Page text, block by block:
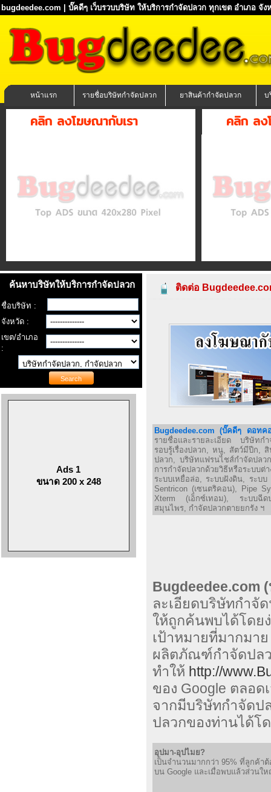
bugdeedee.com | บั๊คดีๆ เว็บรวบบริษัท ให้บริการกำจัดปลวก ทุกเขต อำเภอ จั
หน้าแรก รายชื่อบริษัทกำจัดปลวก ยาสินค้ากำจัดปลวก บ
คลิก ลงโฆษณากับเรา คลิก ลง
ค้นหาบริษัทให้บริการกำจัดปลวก
ชื่อบริษัท :
จังหวัด :
เขต/อำเภอ
:
Ads 1
ขนาด 200 x 248
ติดต่อ
Bugdeedee.com (บั๊คดีๆ ดอทค
รายชื่อและรายละเอียด บริษัท
รอบรู้เรื่องปลวก, หนู, สัตว์มีปีก,
ปลวก, บริษัทแฟรนไชส์กำจัดปลว
การกำจัดปลวกด้วยวิธีหรือระบบ
ระบบเหยื่อล่อ, ระบบฝังดิน, ระบบ
Sentricon (เซนตริคอน), Pipe
Xterm (เอ็กซ์เทอม), ระบบฉีด
สมุนไพร, กำจัดปลวกตายยกรัง ฯ
Bugdeedee.com
ละเอียดบริษัทกำจั
ให้ถูกค้นพบได้โดย
เป้าหมายที่มากมา
ผลิตภัณฑ์กำจัดปลว
ทำให้ http://
ของ Google ตลอ
จากมีบริษัทกำจัดป
ปลวกของท่านได้โ
อุปมา-อุปไมย?
เป็นจำนวนมากกว่า 95% ที่ลูกค้า
บน Google และเมื่อพบแล้วส่วนใ